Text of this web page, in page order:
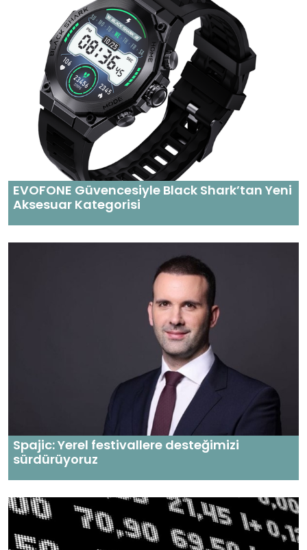
EVOFONE Güvencesiyle Black Shark’tan Yeni
Aksesuar Kategorisi
Spajic: Yerel festivallere desteğimizi
sürdürüyoruz